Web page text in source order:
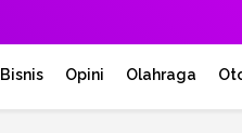
Bisnis Opini Olahraga